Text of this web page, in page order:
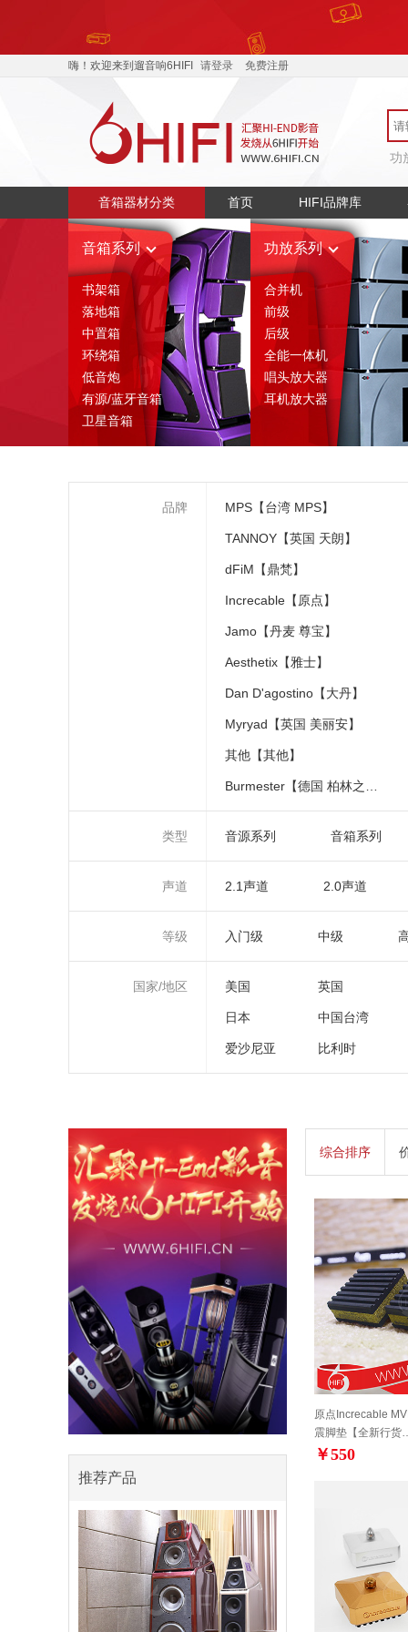
嗨！欢迎来到遛音响6HIFI 请登录 免费注册
功
音箱器材分类 首页 HIFI品牌库
音箱系列
书架箱
落地箱
中置箱
环绕箱
低音炮
有源/蓝牙音箱
卫星音箱
功放系列
合并机
前级
后级
全能一体机
唱头放大器
耳机放大器
品牌 MPS【台湾 MPS】
TANNOY【英国 天朗】
dFiM【鼎梵】
Increcable【原点】
Jamo【丹麦 尊宝】
Aesthetix【雅士】
Dan D'agostino【大丹】
Myryad【英国 美丽安】
其他【其他】
类型 音源系列 音箱系列
声道 2.1声道 2.0声道
等级 入门级 中级
国家/地区 美国 英国
日本 中国台湾
爱沙尼亚 比利时
推荐产品
综合排序
原点Increcable
震脚垫【全新行
￥550